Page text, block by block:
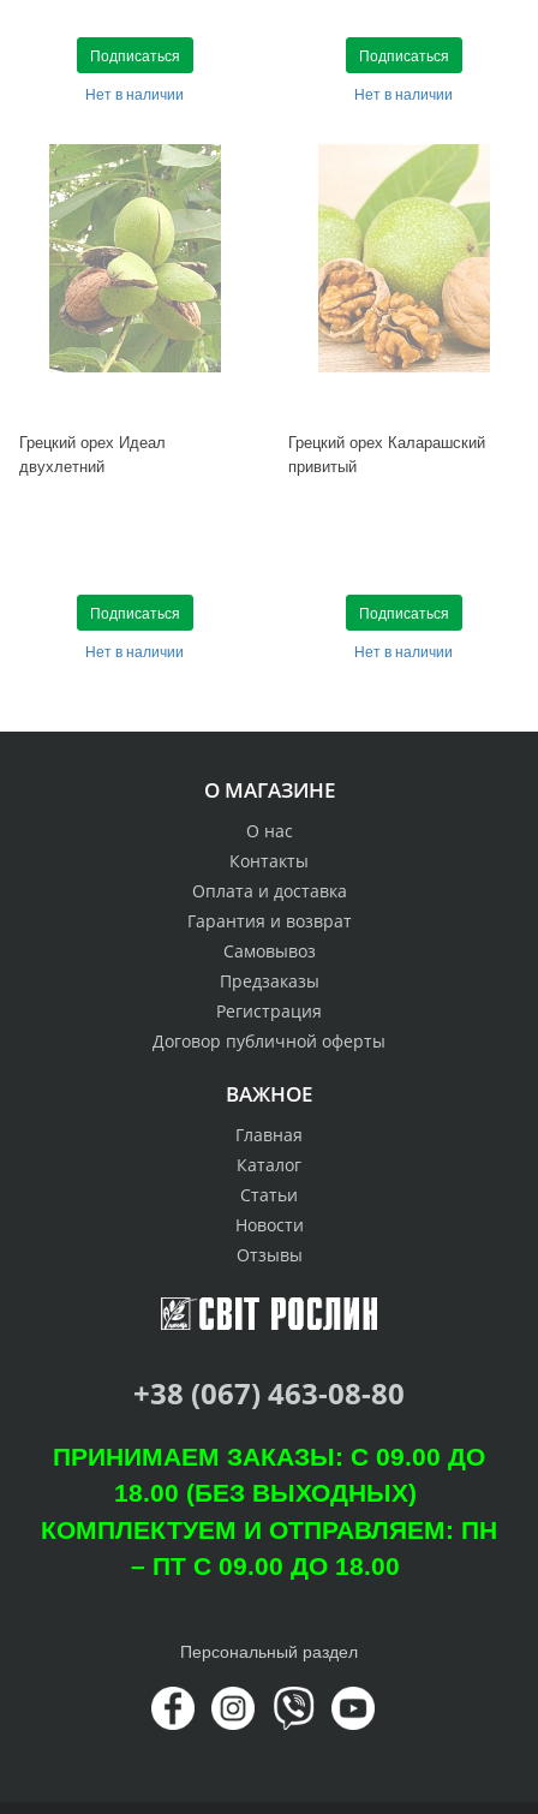
Подписаться
Нет в наличии
Подписаться
Нет в наличии
Грецкий орех Идеал
двухлетний
Подписаться
Нет в наличии
Грецкий орех Каларашский
привитый
Подписаться
Нет в наличии
О МАГАЗИНЕ
О нас
Контакты
Оплата и доставка
Гарантия и возврат
Самовывоз
Предзаказы
Регистрация
Договор публичной оферты
ВАЖНОЕ
Главная
Каталог
Статьи
Новости
Отзывы
+38 (067) 463-08-80
ПРИНИМАЕМ ЗАКАЗЫ: С 09.00 ДО
18.00 (БЕЗ ВЫХОДНЫХ)
КОМПЛЕКТУЕМ И ОТПРАВЛЯЕМ: ПН
– ПТ С 09.00 ДО 18.00
Персональный раздел